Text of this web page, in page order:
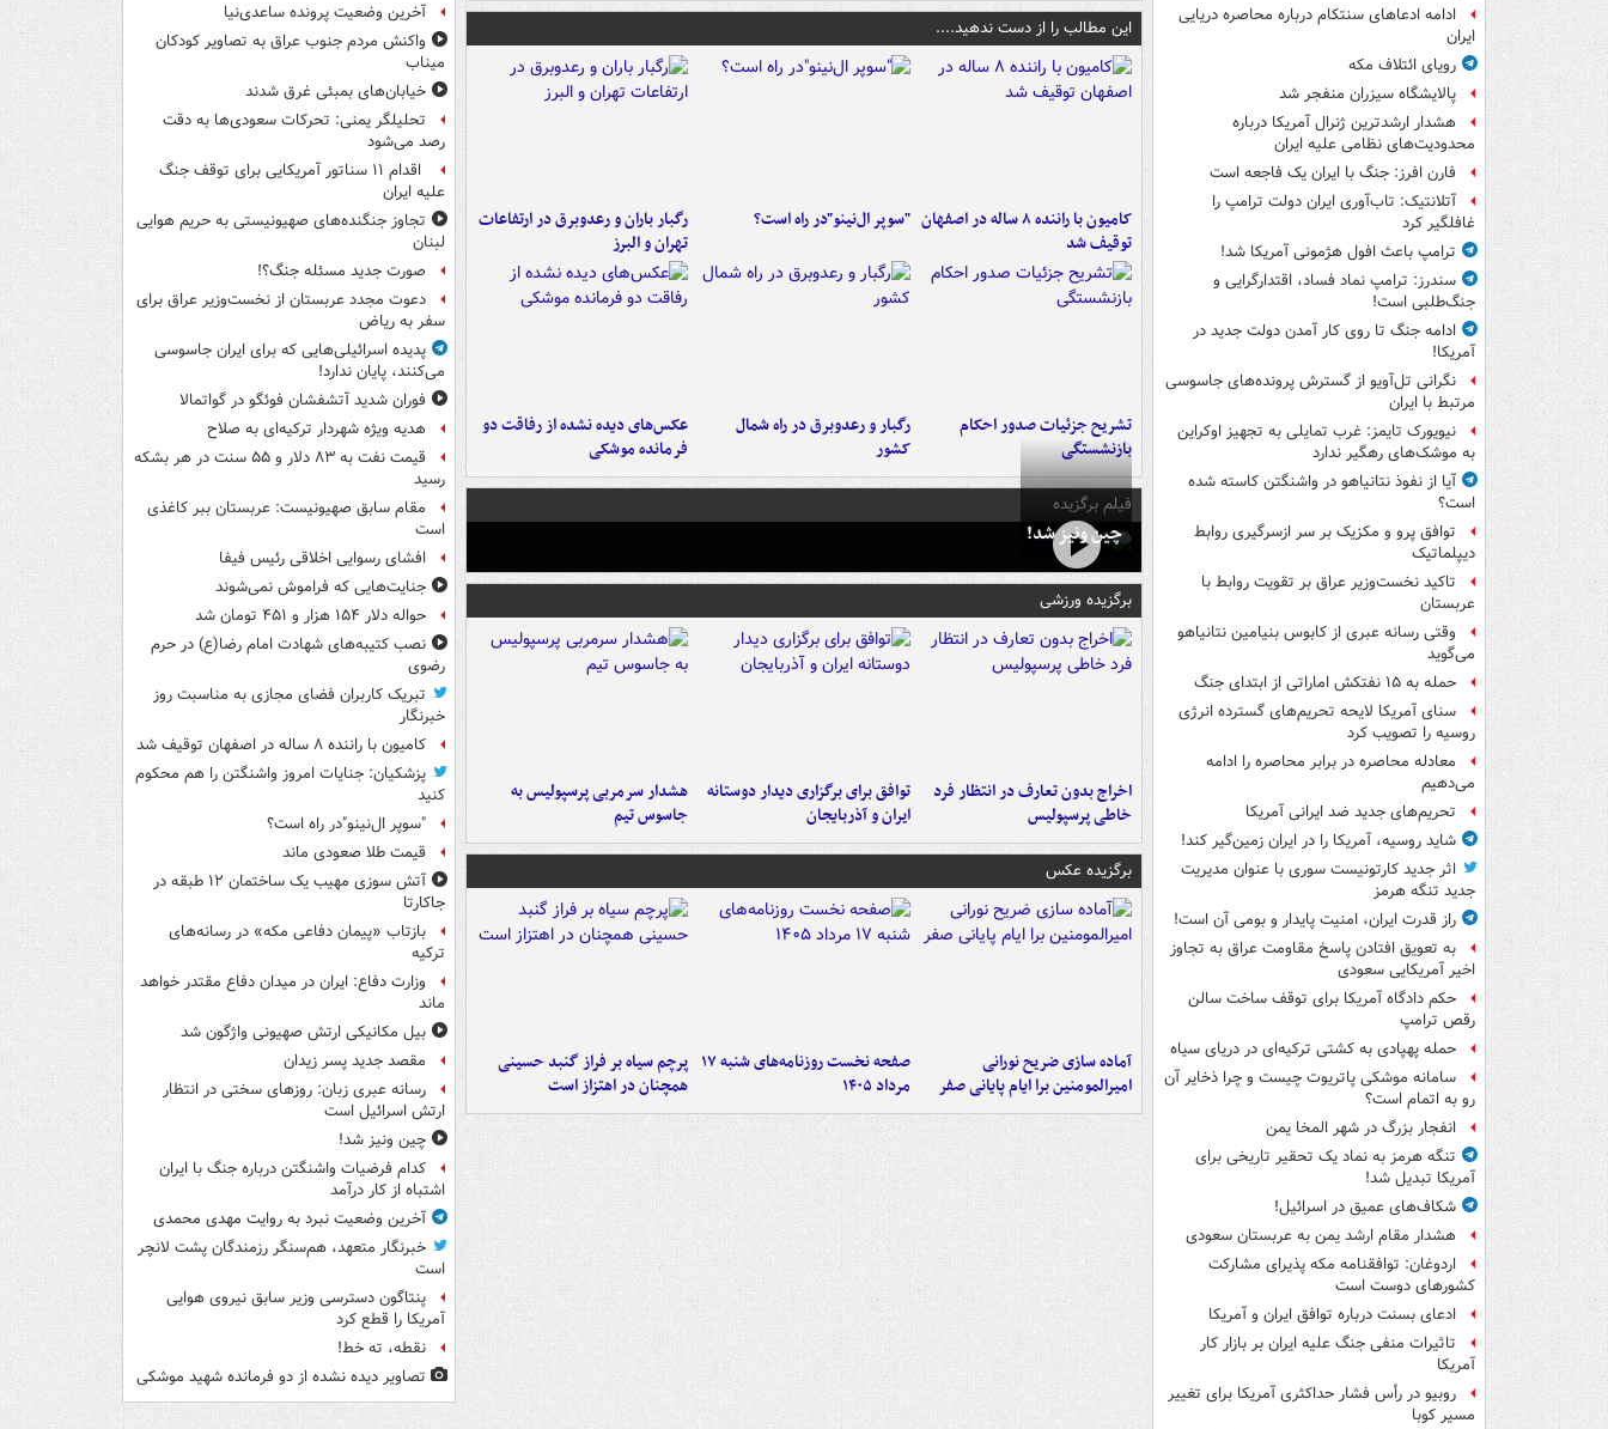
ادامه ادعاهای سنتکام درباره محاصره دریایی
ایران
رویای ائتلاف مکه
پالایشگاه سیزران منفجر شد
هشدار ارشدترین ژنرال آمریکا درباره
محدودیت‌های نظامی علیه ایران
فارن افرز: جنگ با ایران یک فاجعه است
آتلانتیک: تاب‌آوری ایران دولت ترامپ را
غافلگیر کرد
ترامپ باعث افول هژمونی آمریکا شد!
سندرز: ترامپ نماد فساد، اقتدارگرایی و
جنگ‌طلبی است!
ادامه جنگ تا روی کار آمدن دولت جدید در
آمریکا!
نگرانی تل‌آویو از گسترش پرونده‌های جاسوسی
مرتبط با ایران
نیویورک تایمز: غرب تمایلی به تجهیز اوکراین
به موشک‌های رهگیر ندارد
آیا از نفوذ نتانیاهو در واشنگتن کاسته شده
است؟
توافق پرو و مکزیک بر سر ازسرگیری روابط
دیپلماتیک
تاکید نخست‌وزیر عراق بر تقویت روابط با
عربستان
وقتی رسانه عبری از کابوس بنیامین نتانیاهو
می‌گوید
حمله به ۱۵ نفتکش‌ اماراتی از ابتدای جنگ
سنای آمریکا لایحه تحریم‌های گسترده انرژی
روسیه را تصویب کرد
معادله محاصره در برابر محاصره را ادامه
می‌دهیم
تحریم‌های جدید ضد ایرانی آمریکا
شاید روسیه، آمریکا را در ایران زمین‌گیر کند!
اثر جدید کارتونیست سوری با عنوان مدیریت
جدید تنگه هرمز
راز قدرت ایران، امنیت پایدار و بومی آن است!
به تعویق افتادن پاسخ مقاومت عراق به تجاوز
اخیر آمریکایی سعودی
حکم دادگاه آمریکا برای توقف ساخت سالن
رقص ترامپ
حمله پهپادی به کشتی ترکیه‌ای در دریای سیاه
سامانه موشکی پاتریوت چیست و چرا ذخایر آن
رو به اتمام است؟
انفجار بزرگ در شهر المخا یمن
تنگه هرمز به نماد یک تحقیر تاریخی برای
آمریکا تبدیل شد!
شکاف‌های عمیق در اسرائیل!
هشدار مقام ارشد یمن به عربستان سعودی
اردوغان: توافقنامه مکه پذیرای مشارکت
کشورهای دوست است
ادعای بسنت درباره توافق ایران و آمریکا
تاثیرات منفی جنگ علیه ایران بر بازار کار
آمریکا
روبیو در رأس فشار حداکثری آمریکا برای تغییر
مسیر کوبا
این مطالب را از دست ندهید....
کامیون با راننده ۸ ساله در اصفهان
توقیف شد
"سوپر ال‌نینو"در راه است؟
رگبار باران و رعدوبرق در ارتفاعات
تهران و البرز
تشریح جزئیات صدور احکام
بازنشستگی
رگبار و رعدوبرق در راه شمال
کشور
عکس‌های دیده نشده از رفاقت دو
فرمانده‌ موشکی
فیلم برگزیده
چین ونیز شد!
برگزیده ورزشی
اخراج بدون تعارف در انتظار فرد
خاطی پرسپولیس
توافق برای برگزاری دیدار دوستانه
ایران و آذربایجان
هشدار سرمربی پرسپولیس به
جاسوس تیم
برگزیده عکس
آماده سازی ضریح نورانی
امیرالمومنین برا ایام پایانی صفر
صفحه نخست روزنامه‌های شنبه ۱۷
مرداد ۱۴۰۵
پرچم سیاه بر فراز گنبد حسینی
همچنان در اهتزاز است
آخرین وضعیت پرونده ساعدی‌نیا
واکنش مردم جنوب عراق به تصاویر کودکان
میناب
خیابان‌های بمبئی غرق شدند
تحلیلگر یمنی: تحرکات سعودی‌ها به دقت
رصد می‌شود
اقدام ۱۱ سناتور آمریکایی برای توقف جنگ
علیه ایران
تجاوز جنگنده‌های صهیونیستی به حریم هوایی
لبنان
صورت جدید مسئله جنگ؟!
دعوت مجدد عربستان از نخست‌وزیر عراق برای
سفر به ریاض
پدیده اسرائیلی‌هایی که برای ایران جاسوسی
می‌کنند، پایان ندارد!
فوران شدید آتشفشان فوئگو در گواتمالا
هدیه ویژه شهردار ترکیه‌ای به صلاح
قیمت نفت به ۸۳ دلار و ۵۵ سنت در هر بشکه
رسید
مقام سابق صهیونیست: عربستان ببر کاغذی
است
افشای رسوایی اخلاقی رئیس فیفا
جنایت‌هایی که فراموش نمی‌شوند
حواله دلار ۱۵۴ هزار و ۴۵۱ تومان شد
نصب کتیبه‌های شهادت امام رضا(ع) در حرم
رضوی
تبریک کاربران فضای مجازی به مناسبت روز
خبرنگار
کامیون با راننده ۸ ساله در اصفهان توقیف شد
پزشکیان: جنایات امروز واشنگتن را هم محکوم
کنید
"سوپر ال‌نینو"در راه است؟
قیمت طلا صعودی ماند
آتش سوزی مهیب یک ساختمان ۱۲ طبقه در
جاکارتا
بازتاب «پیمان دفاعی مکه» در رسانه‌های
ترکیه
وزارت دفاع: ایران در میدان دفاع مقتدر خواهد
ماند
بیل مکانیکی ارتش صهیونی واژگون شد
مقصد جدید پسر زیدان
رسانه عبری زبان: روزهای سختی در انتظار
ارتش اسرائیل است
چین ونیز شد!
کدام فرضیات واشنگتن درباره جنگ با ایران
اشتباه از کار درآمد
آخرین وضعیت نبرد به روایت مهدی محمدی
خبرنگار متعهد، هم‌سنگر رزمندگان پشت لانچر
است
پنتاگون دسترسی وزیر سابق نیروی هوایی
آمریکا را قطع کرد
نقطه، ته خط!
تصاویر دیده‌ نشده از دو فرمانده شهید موشکی